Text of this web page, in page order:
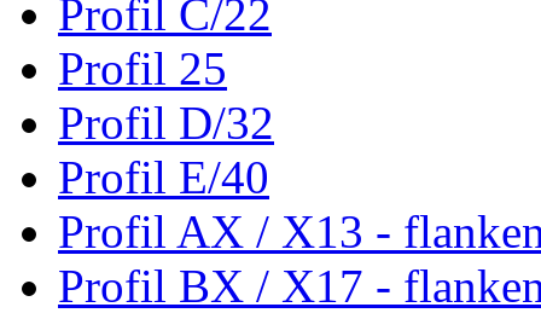
Profil C/22
Profil 25
Profil D/32
Profil E/40
Profil AX / X13 -
Profil BX / X17 -